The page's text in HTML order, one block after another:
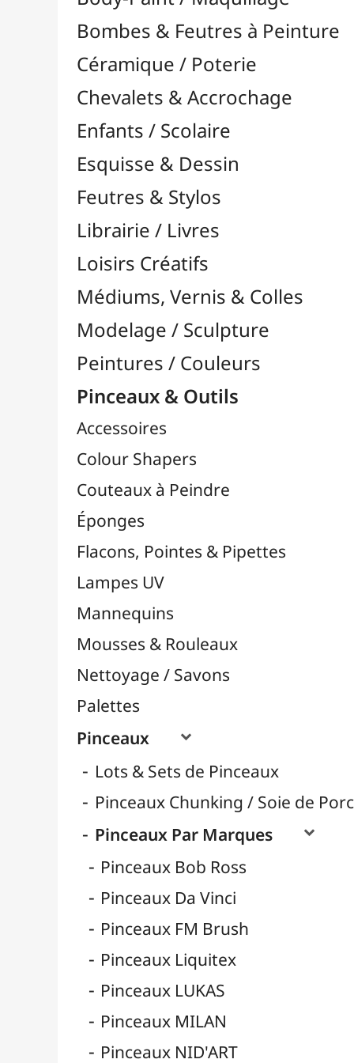
Feutres & Stylos
Librairie / Livres
Loisirs Créatifs
Médiums, Vernis & Colles
Modelage / Sculpture
Peintures / Couleurs
Accessoires
Colour Shapers
Couteaux à Peindre
Éponges
Lampes UV
Mannequins
Nettoyage / Savons
Palettes
Pinceaux

Lots & Sets de Pinceaux
Pinceaux Par Marques
Pinceaux Bob Ross
Pinceaux Da Vinci
Pinceaux FM Brush
Pinceaux Liquitex
Pinceaux LUKAS
Pinceaux MILAN
Pinceaux NID'ART
Pinceaux O'Color
Pinceaux Pébéo
Pinceaux Raphaël
Pinceaux TULIP
Pinceaux Zahn Pinsel
Pinceaux Cléopâtre
Pinceaux Poils Naturels
Pinceaux pour Acrylique
Pinceaux pour Aquarelle
Pinceaux pour Gouache
Pinceaux pour Huile
Pinces à Tendre
Rangement
Résines / Moulage
Supports Dessin & Peinture
Transport / Rangement
Vannerie / Rotin